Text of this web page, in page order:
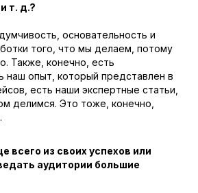
т. д.?
основательность и
того, что мы делаем, потому
Также, конечно, есть
наш опыт, который представлен в
есть наши экспертные статьи,
делимся. Это тоже, конечно,
всего из своих успехов или
аудитории большие